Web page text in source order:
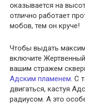
оказывается на
отлично работает
мобов, тем он круче!
Чтобы выдать
включите
вашим стражем
Адским пламенем. С
двигаться, кастуя
радиусом. А это